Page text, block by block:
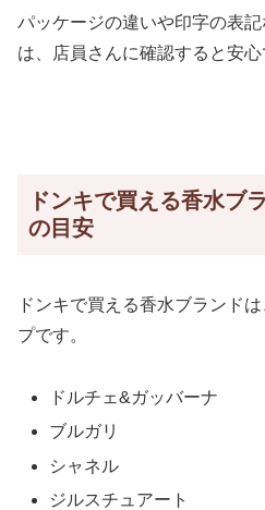
パッケージの違いや印字の表
は、店員さんに確認すると安心
ドンキで買える香水ブ
の目安
ドンキで買える香水ブランド
プです。
ドルチェ&ガッバーナ
ブルガリ
シャネル
ジルスチュアート